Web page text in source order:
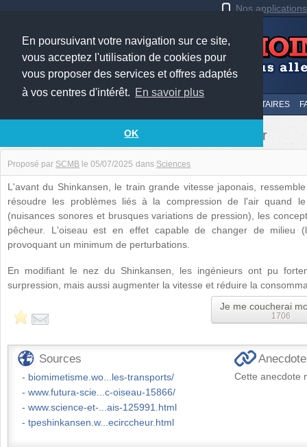
En poursuivant votre navigation sur ce site,
vous acceptez l'utilisation de cookies pour
vous proposer des services et offres adaptés
à vos centres d'intérêt. En savoir plus
OK
Nos
SUIVI DES COMMENTAIRES
L'avant du Shinkansen et le martin pêcheur
Proposé par SCMB le 05/07/2025 dans Sciences
L'avant du Shinkansen, le train grande vitesse japonais,
résoudre les problèmes liés à la compression de l'air quand
(nuisances sonores et brusques variations de pression), les
pêcheur. L'oiseau est en effet capable de changer de milieu
provoquant un minimum de perturbations.
En modifiant le nez du Shinkansen, les ingénieurs ont pu
surpression, mais aussi augmenter la vitesse et réduire la
Je me coucherai
1706
Sources
biomimetisme.wo...les-transports/
www.futura-scie...c-oiseau-15866/
www.science-et-...ais-125991.html
tpeshinkansen.w...ecirccheur.html
Cette anecdote